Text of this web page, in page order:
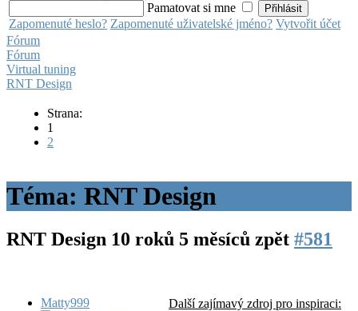
Pamatovat si mne
Zapomenuté heslo? Zapomenuté uživatelské jméno? Vytvořit účet
Fórum
Fórum
Virtual tuning
RNT Design
Strana:
1
2
Téma: RNT Design
RNT Design 10 roků 5 měsíců zpět #581
Matty999 Další zajímavý zdroj pro inspiraci: